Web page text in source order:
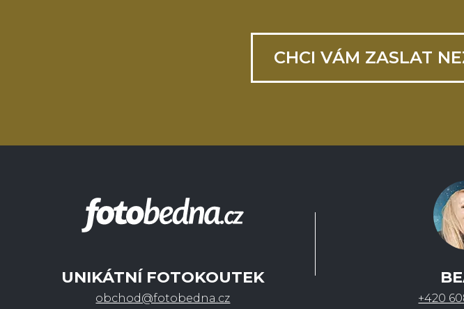
CHCI VÁM ZASLAT
UNIKÁTNÍ FOTOKOUTEK
obchod@fotobedna.cz +420